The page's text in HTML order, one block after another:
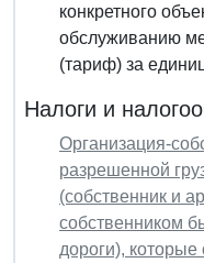
конкретного
обслуживанию
(тариф) за
Налоги и
Организация-
разрешенной
(собственник и
собственником
дороги),